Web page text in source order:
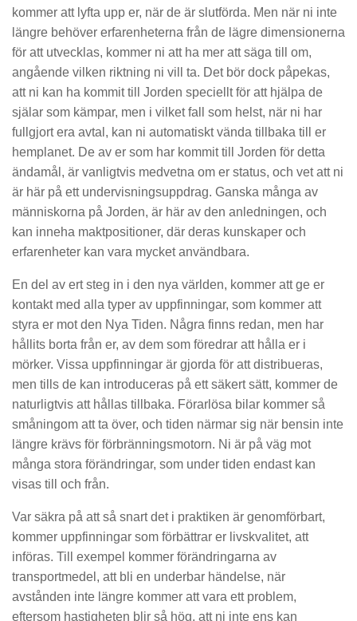
kommer att lyfta upp er, när de är slutförda. Men när ni inte
längre behöver erfarenheterna från de lägre dimensionerna
för att utvecklas, kommer ni att ha mer att säga till om,
angående vilken riktning ni vill ta. Det bör dock påpekas,
att ni kan ha kommit till Jorden speciellt för att hjälpa de
själar som kämpar, men i vilket fall som helst, när ni har
fullgjort era avtal, kan ni automatiskt vända tillbaka till er
hemplanet. De av er som har kommit till Jorden för detta
ändamål, är vanligtvis medvetna om er status, och vet att ni
är här på ett undervisningsuppdrag. Ganska många av
människorna på Jorden, är här av den anledningen, och
kan inneha maktpositioner, där deras kunskaper och
erfarenheter kan vara mycket användbara.
En del av ert steg in i den nya världen, kommer att ge er
kontakt med alla typer av uppfinningar, som kommer att
styra er mot den Nya Tiden. Några finns redan, men har
hållits borta från er, av dem som föredrar att hålla er i
mörker. Vissa uppfinningar är gjorda för att distribueras,
men tills de kan introduceras på ett säkert sätt, kommer de
naturligtvis att hållas tillbaka. Förarlösa bilar kommer så
småningom att ta över, och tiden närmar sig när bensin inte
längre krävs för förbränningsmotorn. Ni är på väg mot
många stora förändringar, som under tiden endast kan
visas till och från.
Var säkra på att så snart det i praktiken är genomförbart,
kommer uppfinningar som förbättrar er livskvalitet, att
införas. Till exempel kommer förändringarna av
transportmedel, att bli en underbar händelse, när
avstånden inte längre kommer att vara ett problem,
eftersom hastigheten blir så hög, att ni inte ens kan